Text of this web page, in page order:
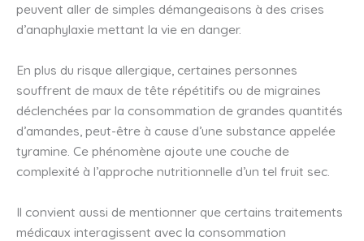
peuvent aller de simples démangeaisons à des crises
d’anaphylaxie mettant la vie en danger.
En plus du risque allergique, certaines personnes
souffrent de maux de tête répétitifs ou de migraines
déclenchées par la consommation de grandes quantités
d’amandes, peut-être à cause d’une substance appelée
tyramine. Ce phénomène ajoute une couche de
complexité à l’approche nutritionnelle d’un tel fruit sec.
Il convient aussi de mentionner que certains traitements
médicaux interagissent avec la consommation